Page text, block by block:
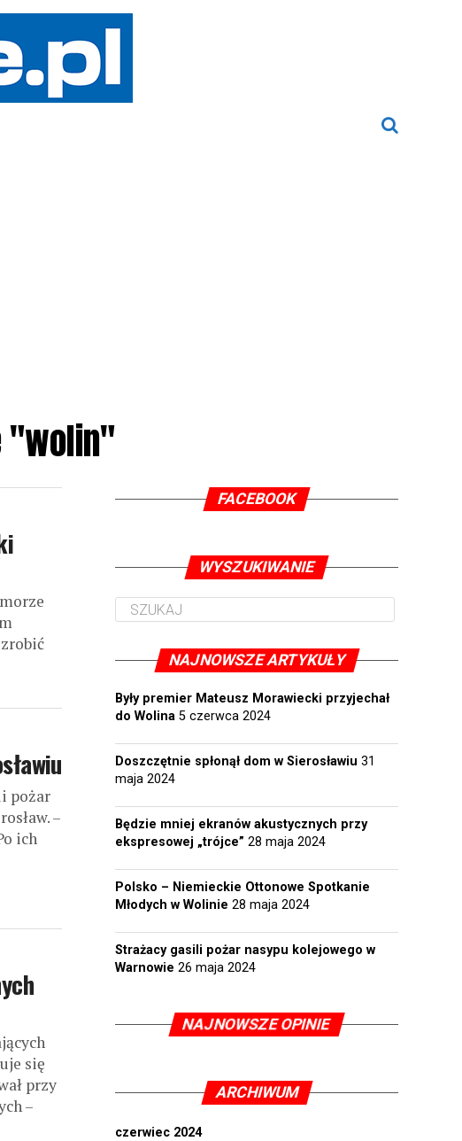
"wolin"
pożar
–
ich
się
przy
–
FACEBOOK
WYSZUKIWANIE
NAJNOWSZE ARTYKUŁY
Były premier Mateusz Morawiecki przyjechał
do Wolina 5 czerwca 2024
Doszczętnie spłonął dom w Sierosławiu 31
maja 2024
Będzie mniej ekranów akustycznych przy
ekspresowej „trójce” 28 maja 2024
Polsko – Niemieckie Ottonowe Spotkanie
Młodych w Wolinie 28 maja 2024
Strażacy gasili pożar nasypu kolejowego w
Warnowie 26 maja 2024
NAJNOWSZE OPINIE
ARCHIWUM
czerwiec 2024